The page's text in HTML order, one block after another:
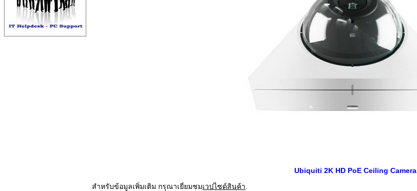
Ubiquiti 2K HD PoE Ceiling Camera
สำหรับข้อมูลเพิ่มเติม กรุณาเยี่ยมชมเวปไซด์สินค้า